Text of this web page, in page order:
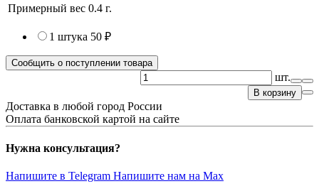
Примерный вес 0.4 г.
1 штука 50 ₽
Сообщить о поступлении товара
шт.
В корзину
Доставка в любой город России
Оплата банковской картой на сайте
Нужна консультация?
Напишите в Telegram Напишите нам на Max